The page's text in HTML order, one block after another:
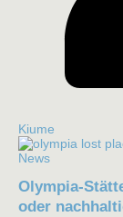
Kiume
News
Olympia-
oder